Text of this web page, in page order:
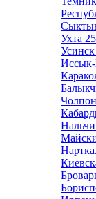
Ухта 25
Усинск
Иссык-